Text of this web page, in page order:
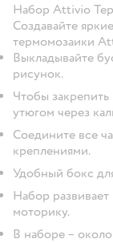
Набор Attivio
Создавайте
термомозаики
Выкладывайте
рисунок.
Чтобы
утюгом через
Соедините все
креплениями.
Удобный бокс
Набор
моторику.
В наборе –